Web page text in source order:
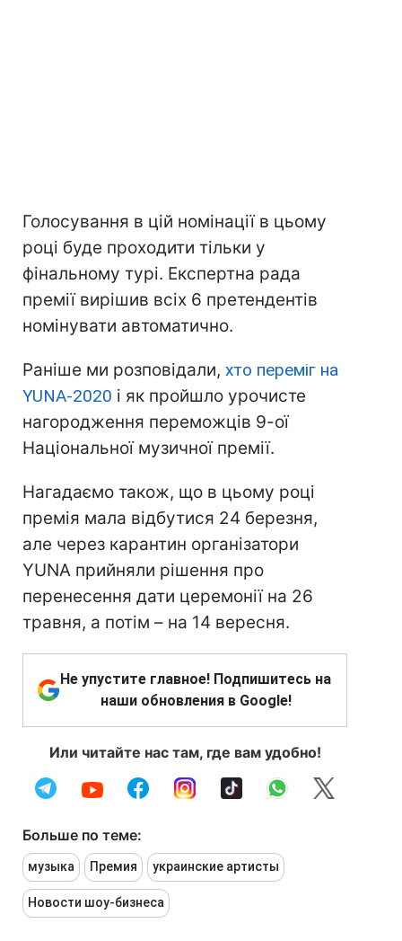
Голосування в цій номінації в цьому
році буде проходити тільки у
фінальному турі. Експертна рада
премії вирішив всіх 6 претендентів
номінувати автоматично.
Раніше ми розповідали, хто переміг на
YUNA-2020 і як пройшло урочисте
нагородження переможців 9-ої
Національної музичної премії.
Нагадаємо також, що в цьому році
премія мала відбутися 24 березня,
але через карантин організатори
YUNA прийняли рішення про
перенесення дати церемонії на 26
травня, а потім – на 14 вересня.
Не упустите главное! Подпишитесь на
наши обновления в Google!
Или читайте нас там, где вам удобно!
Больше по теме:
музыка Премия украинские артисты
Новости шоу-бизнеса